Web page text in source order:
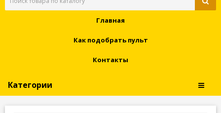
Главная
Как подобрать пульт
Контакты
Категории